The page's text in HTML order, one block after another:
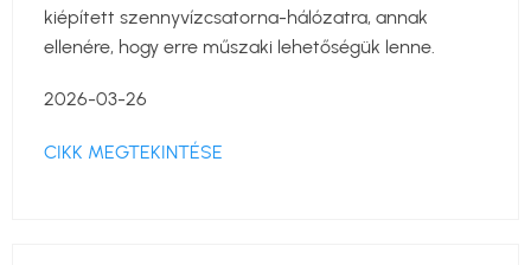
kiépített szennyvízcsatorna-hálózatra, annak
ellenére, hogy erre műszaki lehetőségük lenne.
2026-03-26
CIKK MEGTEKINTÉSE